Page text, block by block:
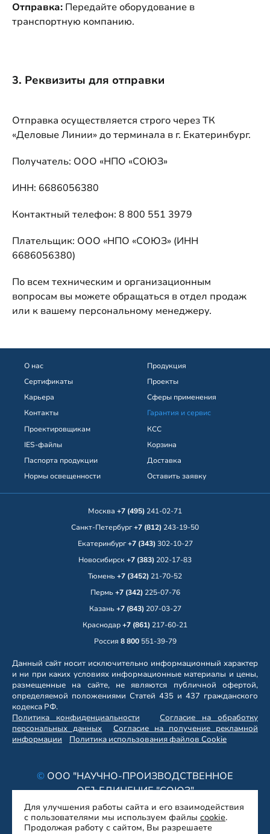
Отправка: Передайте оборудование в
транспортную компанию.
3. Реквизиты для отправки
Отправка осуществляется строго через ТК
«Деловые Линии» до терминала в г. Екатеринбург.
Получатель: ООО «НПО «СОЮЗ»
ИНН: 6686056380
Контактный телефон: 8 800 551 3979
Плательщик: ООО «НПО «СОЮЗ» (ИНН
6686056380)
По всем техническим и организационным
вопросам вы можете обращаться в отдел продаж
или к вашему персональному менеджеру.
О нас
Сертификаты
Карьера
Контакты
Продукция
Проекты
Сферы применения
Гарантия и сервис
Проектировщикам
IES-файлы
Паспорта продукции
Нормы освещенности
КСС
Корзина
Доставка
Оставить заявку
Москва +7 (495) 241-02-71
Санкт-Петербург+7 (812) 243-19-50
Екатеринбург+7 (343)302-10-27
Новосибирск+7 (383) 202-17-83
Тюмень+7 (3452) 21-70-52
Пермь+7 (342)225-07-76
Казань+7 (843)207-03-27
Краснодар+7 (861) 217-60-21
Россия 8 800551-39-79
Данный сайт носит исключительно информационный характер
и ни при каких условиях информационные материалы и цены,
размещенные на сайте, не являются публичной офертой,
определяемой положениями Статей 435 и 437 гражданского
кодекса РФ.
Политика конфиденциальности
Согласие на обработку
персональных данных
Согласие на получение рекламной
информации
Политика использования файлов Cookie
© ООО "НАУЧНО-ПРОИЗВОДСТВЕННОЕ
ОБЪЕДИНЕНИЕ "СОЮЗ"
ОГРН 1146686017158 / ИНН 6686056380
ПРОИЗВОДИТЕЛЬ ПРОМЫШЛЕННЫХ
Для улучшения работы сайта и его взаимодействия
с пользователями мы используем файлы cookie.
Продолжая работу с сайтом, Вы разрешаете